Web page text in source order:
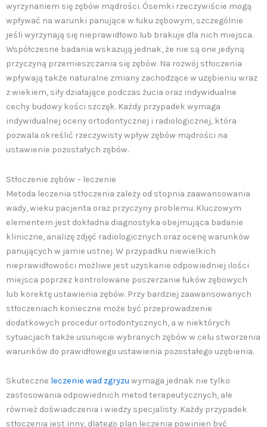
wyrzynaniem się zębów mądrości. Ósemki rzeczywiście mogą
wpływać na warunki panujące w łuku zębowym, szczególnie
jeśli wyrzynają się nieprawidłowo lub brakuje dla nich miejsca.
Współczesne badania wskazują jednak, że nie są one jedyną
przyczyną przemieszczania się zębów. Na rozwój stłoczenia
wpływają także naturalne zmiany zachodzące w uzębieniu wraz
z wiekiem, siły działające podczas żucia oraz indywidualne
cechy budowy kości szczęk. Każdy przypadek wymaga
indywidualnej oceny ortodontycznej i radiologicznej, która
pozwala określić rzeczywisty wpływ zębów mądrości na
ustawienie pozostałych zębów.
Stłoczenie zębów – leczenie
Metoda leczenia stłoczenia zależy od stopnia zaawansowania
wady, wieku pacjenta oraz przyczyny problemu. Kluczowym
elementem jest dokładna diagnostyka obejmująca badanie
kliniczne, analizę zdjęć radiologicznych oraz ocenę warunków
panujących w jamie ustnej. W przypadku niewielkich
nieprawidłowości możliwe jest uzyskanie odpowiedniej ilości
miejsca poprzez kontrolowane poszerzanie łuków zębowych
lub korektę ustawienia zębów. Przy bardziej zaawansowanych
stłoczeniach konieczne może być przeprowadzenie
dodatkowych procedur ortodontycznych, a w niektórych
sytuacjach także usunięcie wybranych zębów w celu stworzenia
warunków do prawidłowego ustawienia pozostałego uzębienia.
Skuteczne leczenie wad zgryzu wymaga jednak nie tylko
zastosowania odpowiednich metod terapeutycznych, ale
również doświadczenia i wiedzy specjalisty. Każdy przypadek
stłoczenia jest inny, dlatego plan leczenia powinien być